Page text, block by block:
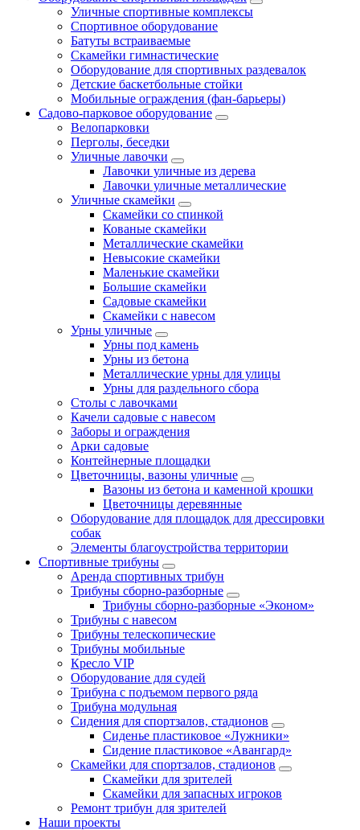
Уличные спортивные комплексы
Спортивное оборудование
Батуты встраиваемые
Скамейки гимнастические
Оборудование для спортивных раздевалок
Детские баскетбольные стойки
Мобильные ограждения (фан-барьеры)
Садово-парковое оборудование
Велопарковки
Перголы, беседки
Уличные лавочки
Лавочки уличные из дерева
Лавочки уличные металлические
Уличные скамейки
Скамейки со спинкой
Кованые скамейки
Металлические скамейки
Невысокие скамейки
Маленькие скамейки
Большие скамейки
Садовые скамейки
Скамейки с навесом
Урны уличные
Урны под камень
Урны из бетона
Металлические урны для улицы
Урны для раздельного сбора
Столы с лавочками
Качели садовые с навесом
Заборы и ограждения
Арки садовые
Контейнерные площадки
Цветочницы, вазоны уличные
Вазоны из бетона и каменной крошки
Цветочницы деревянные
Оборудование для площадок для дрессировки
собак
Элементы благоустройства территории
Спортивные трибуны
Аренда спортивных трибун
Трибуны сборно-разборные
Трибуны сборно-разборные «Эконом»
Трибуны с навесом
Трибуны телескопические
Трибуны мобильные
Кресло VIP
Оборудование для судей
Трибуна с подъемом первого ряда
Трибуна модульная
Сидения для спортзалов, стадионов
Сиденье пластиковое «Лужники»
Сидение пластиковое «Авангард»
Скамейки для спортзалов, стадионов
Скамейки для зрителей
Скамейки для запасных игроков
Ремонт трибун для зрителей
Наши проекты